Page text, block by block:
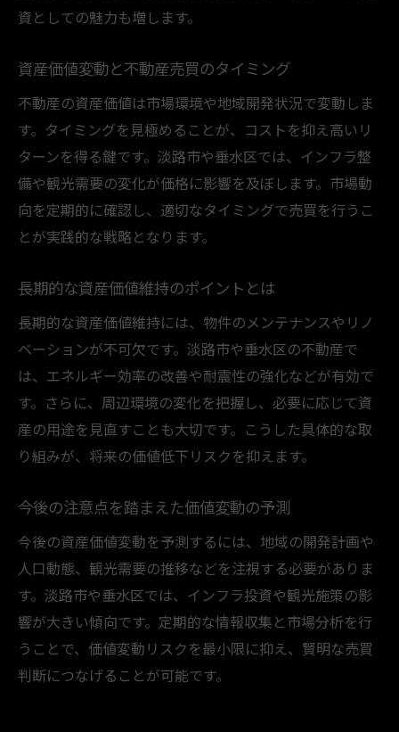
資としての魅力も増します。
資産価値変動と不動産売買のタイミング
不動産の資産価値は市場環境や地域開発状況で変動しま
す。タイミングを見極めることが、コストを抑え高いリ
ターンを得る鍵です。淡路市や垂水区では、インフラ整
備や観光需要の変化が価格に影響を及ぼします。市場動
向を定期的に確認し、適切なタイミングで売買を行うこ
とが実践的な戦略となります。
長期的な資産価値維持のポイントとは
長期的な資産価値維持には、物件のメンテナンスやリノ
ベーションが不可欠です。淡路市や垂水区の不動産で
は、エネルギー効率の改善や耐震性の強化などが有効で
す。さらに、周辺環境の変化を把握し、必要に応じて資
産の用途を見直すことも大切です。こうした具体的な取
り組みが、将来の価値低下リスクを抑えます。
今後の注意点を踏まえた価値変動の予測
今後の資産価値変動を予測するには、地域の開発計画や
人口動態、観光需要の推移などを注視する必要がありま
す。淡路市や垂水区では、インフラ投資や観光施策の影
響が大きい傾向です。定期的な情報収集と市場分析を行
うことで、価値変動リスクを最小限に抑え、賢明な売買
判断につなげることが可能です。